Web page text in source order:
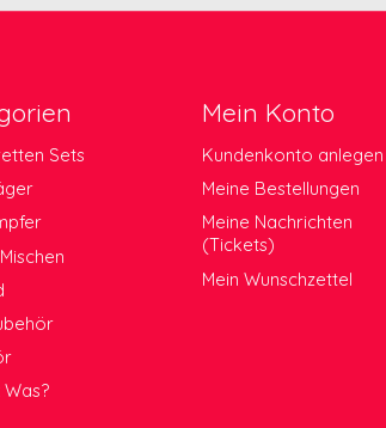
Sets
Mein Konto
Kundenkonto anlegen
Meine Bestellungen
Meine Nachrichten
(Tickets)
Mein Wunschzettel